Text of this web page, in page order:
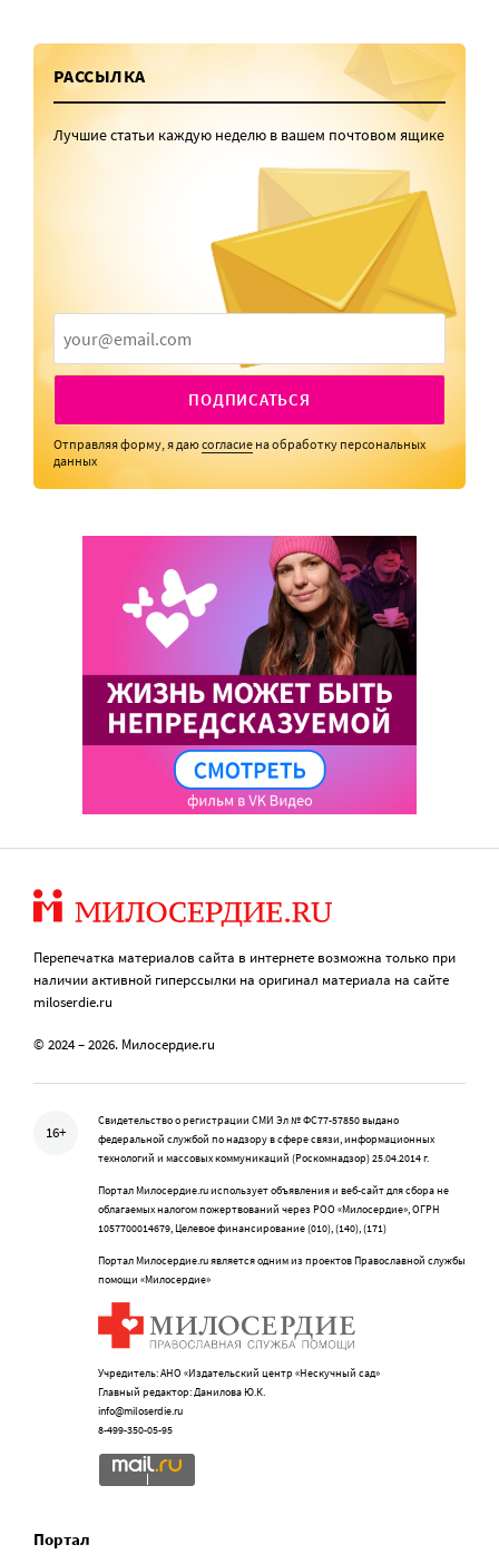
РАССЫЛКА
Лучшие статьи каждую неделю в вашем почтовом ящике
ПОДПИСАТЬСЯ
Отправляя форму, я даюсогласие на обработку персональных
данных
Перепечатка материалов сайта в интернете возможна только при
наличии активной гиперссылки на оригинал материала на сайте
miloserdie.ru
© 2024 – 2026. Милосердие.ru
16+
Свидетельство о регистрации СМИ Эл № ФС77-57850 выдано
федеральной службой по надзору в сфере связи, информационных
технологий и массовых коммуникаций (Роскомнадзор) 25.04.2014 г.
Портал Милосердие.ru использует объявления и веб-сайт для сбора не
облагаемых налогом пожертвований через РОО «Милосердие», ОГРН
1057700014679, Целевое финансирование (010), (140), (171)
Портал Милосердие.ru является одним из проектов Православной службы
помощи «Милосердие»
Учредитель: АНО «Издательский центр «Нескучный сад»
Главный редактор: Данилова Ю.К.
info@miloserdie.ru
8-499-350-05-95
Портал